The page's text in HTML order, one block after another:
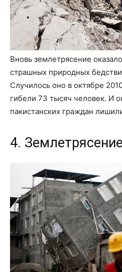
Вновь землетрясение
страшных природных
Случилось оно в октябре
гибели 73 тысяч человек. И
пакистанских граждан
4.